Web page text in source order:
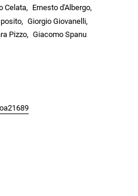
Celata
Ernesto d'Albergo
Giorgio Giovanelli
Pizzo Giacomo Spanu